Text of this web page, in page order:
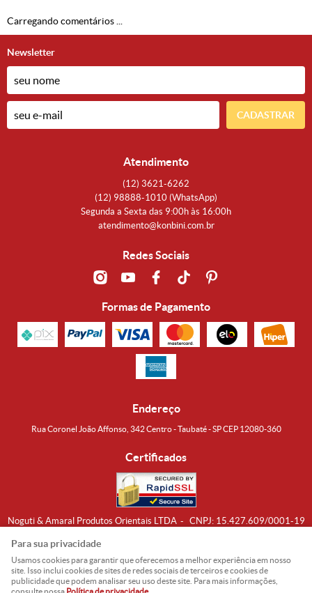
Carregando comentários ...
Newsletter
CADASTRAR
Atendimento
(12) 3621-6262
(12) 98888-1010 (WhatsApp)
Segunda a Sexta das 9:00h às 16:00h
atendimento@konbini.com.br
Redes Sociais
Formas de Pagamento
Endereço
Rua Coronel João Affonso, 342 Centro - Taubaté - SP CEP 12080-360
Certificados
Noguti & Amaral Produtos Orientais LTDA CNPJ: 15.427.609/0001-19
Para sua privacidade
Usamos cookies para garantir que oferecemos a melhor experiência em nosso
site. Isso inclui cookies de sites de redes sociais de terceiros e cookies de
publicidade que podem analisar seu uso deste site. Para mais informações,